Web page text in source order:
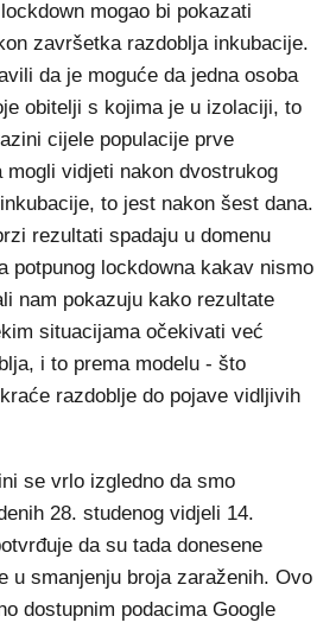
mogao bi pokazati
završetka razdoblja inkubacije.
da je moguće da jedna osoba
obitelji s kojima je u izolaciji, to
cijele populacije prve
mogli vidjeti nakon dvostrukog
to jest nakon šest dana.
rezultati spadaju u domenu
potpunog lockdowna kakav nismo
nam pokazuju kako rezultate
situacijama očekivati već
i to prema modelu - što
razdoblje do pojave vidljivih
se vrlo izgledno da smo
28. studenog vidjeli 14.
da su tada donesene
u smanjenju broja zaraženih. Ovo
dostupnim podacima Google